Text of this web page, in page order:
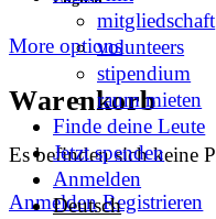
More options
Warenkorb
Es befinden sich keine
Anmelden Registrieren
mitgliedschaft
volunteers
stipendium
raum mieten
Finde deine Leute
Jetzt spenden
Anmelden
Deutsch